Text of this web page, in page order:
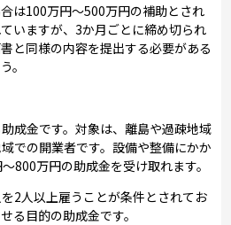
は100万円～500万円の補助とされ
いますが、3か月ごとに締め切られ
と同様の内容を提出する必要がある
。
成金です。対象は、離島や過疎地域
での開業者です。設備や整備にかか
800万円の助成金を受け取れます。
2人以上雇うことが条件とされてお
る目的の助成金です。